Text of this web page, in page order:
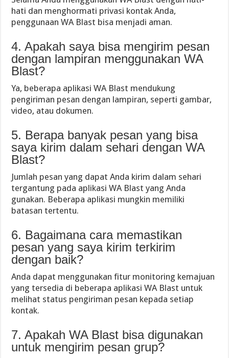
hati dan menghormati privasi kontak Anda,
penggunaan WA Blast bisa menjadi aman.
4. Apakah saya bisa mengirim pesan
dengan lampiran menggunakan WA
Blast?
Ya, beberapa aplikasi WA Blast mendukung
pengiriman pesan dengan lampiran, seperti gambar,
video, atau dokumen.
5. Berapa banyak pesan yang bisa
saya kirim dalam sehari dengan WA
Blast?
Jumlah pesan yang dapat Anda kirim dalam sehari
tergantung pada aplikasi WA Blast yang Anda
gunakan. Beberapa aplikasi mungkin memiliki
batasan tertentu.
6. Bagaimana cara memastikan
pesan yang saya kirim terkirim
dengan baik?
Anda dapat menggunakan fitur monitoring kemajuan
yang tersedia di beberapa aplikasi WA Blast untuk
melihat status pengiriman pesan kepada setiap
kontak.
7. Apakah WA Blast bisa digunakan
untuk mengirim pesan grup?